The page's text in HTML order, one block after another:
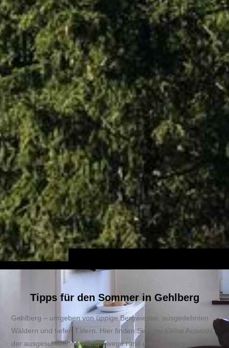
Tipps für den Sommer in Gehlberg
Gehlberg – umgeben von üppige Bergwiesen, ausgedehnten
Wäldern und tiefen Tälern. Hier finden Sie eine kleine Auswahl
der ausgeschilderten Wanderwege rund um Gehlberg.